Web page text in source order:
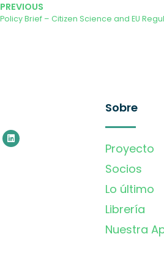
PREVIOUS
Sobre
Proyecto
Socios
Lo último
Librería
Nuestra